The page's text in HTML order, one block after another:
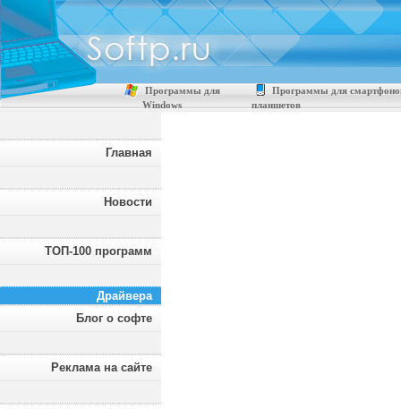
Программы для
Windows
Программы для
планшетов
Главная
Новости
ТОП-100 программ
Драйвера
Блог о софте
Реклама на сайте